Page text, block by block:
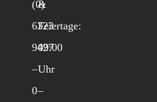
(0)
6323
9427
–
0
&
Feiertage:
09:00
Uhr
–